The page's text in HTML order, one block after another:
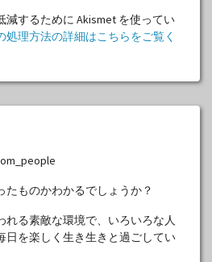
減するために Akismet を使ってい
処理方法の詳細はこちらをご覧く
たものかわかるでしょうか？
れる素敵な環境で、いろいろな人
日を楽しく生き生きと過ごしてい